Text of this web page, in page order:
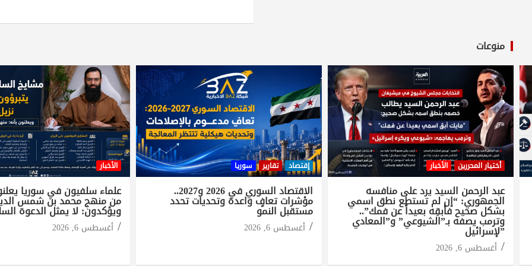
منوعات
الأخبار
علماء سلفيون في سوريا
من منهج محمد بن شمس
ويؤكدون: لا يمثل الدعوة
أغسطس 6, 2026
إقتصاد تقارير سوريا
الاقتصاد السوري في 2026 و2027..
مؤشرات تعافٍ واعدة وتحديات تحدد
مستقبل النمو
أغسطس 6, 2026
أختيار المحررين الأخبار
عبد الرحمن السيد يرد على منافسه
الجمهوري: “إن لم تستطع نطق اسمي
بشكل صحيح فأبقِه بعيداً عن فمك”..
وترمب يصفه بـ”الشيوعي” و”المعادي
لإسرائيل”
أغسطس 6, 2026